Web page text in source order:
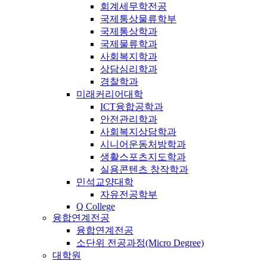
회계세무학전공
국제통상물류학부
국제통상학과
국제물류학과
사회복지학과
상담심리학과
경찰학과
미래커리어대학
ICT융합공학과
안전관리학과
사회복지상담학과
시니어운동처방학과
생활스포츠지도학과
실용콘텐츠 창작학과
민석교양대학
자유전공학부
Q College
융합연계전공
융합연계전공
소단위 전공과정(Micro Degree)
대학원